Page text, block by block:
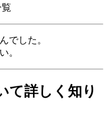
でした。
。
て詳しく知り